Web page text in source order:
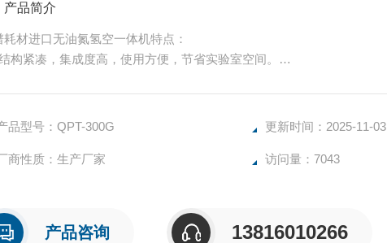
产品简介
耗材进口无油氮氢空一体机特点：
构紧凑，集成度高，使用方便，节省实验室空间。
氮气部分：自动防返碱，流量自动跟踪，三级过滤。
。
品型号：QPT-300G 更新时间：2025-11-03
商性质：生产厂家 访问量：7043
产品咨询 13816010266